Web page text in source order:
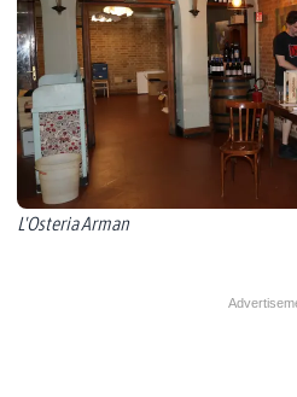
L'Osteria Arman